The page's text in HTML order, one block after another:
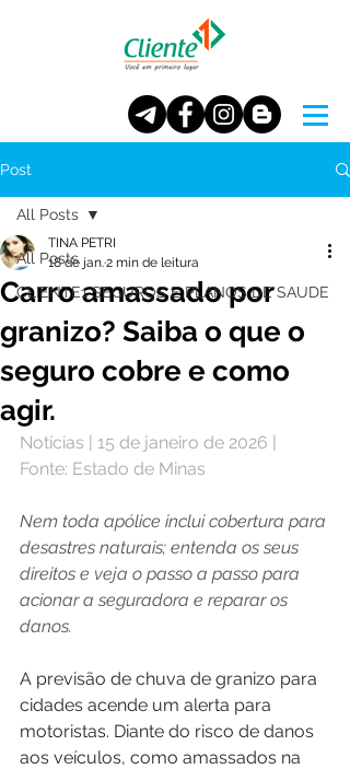
Post
All Posts
CLIENTE1 SEGUROS E PLANOS DE SAUDE
All Posts
Carro amassado por
granizo? Saiba o que o
seguro cobre e como
agir.
TINA PETRI
18 de jan.2 min de leitura
Notícias | 15 de janeiro de 2026 |
Fonte: Estado de Minas
Nem toda apólice inclui cobertura para
desastres naturais; entenda os seus
direitos e veja o passo a passo para
acionar a seguradora e reparar os
danos.
A previsão de chuva de granizo para
cidades acende um alerta para
motoristas. Diante do risco de danos
aos veículos, como amassados na